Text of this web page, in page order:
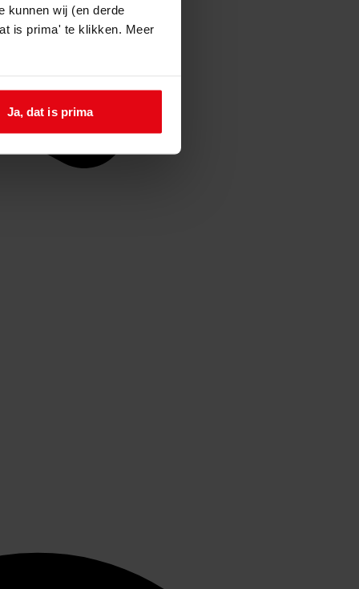
kunnen wij (en derde
is prima' te klikken. Meer
Ja, dat is prima